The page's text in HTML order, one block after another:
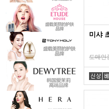
미샤
도매인